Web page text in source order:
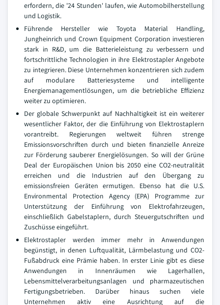
erfordern, die '24 Stunden' laufen, wie Automobilherstellung
und Logistik.
Führende Hersteller wie Toyota Material Handling,
Jungheinrich und Crown Equipment Corporation investieren
stark in R&D, um die Batterieleistung zu verbessern und
fortschrittliche Technologien in ihre Elektrostapler Angebote
zu integrieren. Diese Unternehmen konzentrieren sich zudem
auf modulare Batteriesysteme und intelligente
Energiemanagementlösungen, um die betriebliche Effizienz
weiter zu optimieren.
Der globale Schwerpunkt auf Nachhaltigkeit ist ein weiterer
wesentlicher Faktor, der die Einführung von Elektrostaplern
vorantreibt. Regierungen weltweit führen strenge
Emissionsvorschriften durch und bieten finanzielle Anreize
zur Förderung sauberer Energielösungen. So will der Grüne
Deal der Europäischen Union bis 2050 eine CO2-neutralität
erreichen und die Industrien auf den Übergang zu
emissionsfreien Geräten ermutigen. Ebenso hat die U.S.
Environmental Protection Agency (EPA) Programme zur
Unterstützung der Einführung von Elektrofahrzeugen,
einschließlich Gabelstaplern, durch Steuergutschriften und
Zuschüsse eingeführt.
Elektrostapler werden immer mehr in Anwendungen
begünstigt, in denen Luftqualität, Lärmbelastung und CO2-
Fußabdruck eine Prämie haben. In erster Linie gibt es diese
Anwendungen in Innenräumen wie Lagerhallen,
Lebensmittelverarbeitungsanlagen und pharmazeutischen
Fertigungsbetrieben. Darüber hinaus suchen viele
Unternehmen aktiv eine Ausrichtung auf die